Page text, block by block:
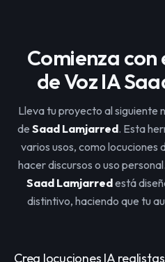
Comienza
de Voz IA
Lleva tu proyecto al siguiente
de Saad Lamjarred. Esta
varios usos, como locuciones
hacer discursos o uso
Saad Lamjarredestá
distintivo, haciendo que tu
Crea locuciones IA